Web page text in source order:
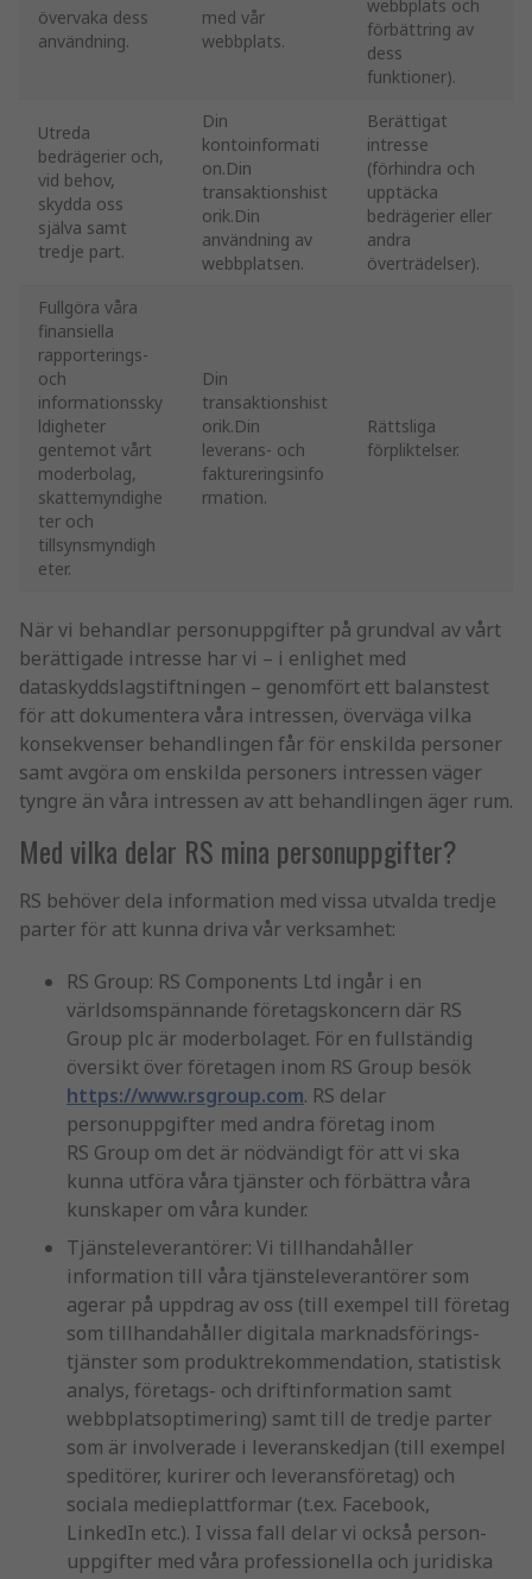
övervaka dess
användning.
med vår
webbplats.
webbplats och
förbättring av
dess
funktioner).
Utreda
bedrägerier och,
vid behov,
skydda oss
själva samt
tredje part.
Din
kontoinformati
on.Din
transaktionshist
orik.Din
användning av
webbplatsen.
Berättigat
intresse
(förhindra och
upptäcka
bedrägerier eller
andra
överträdelser).
Fullgöra våra
finansiella
rapporterings-
och
informationssky
ldigheter
gentemot vårt
moderbolag,
skattemyndighe
ter och
tillsynsmyndigh
eter.
Din
transaktionshist
orik.Din
leverans- och
faktureringsinfo
rmation.
Rättsliga
förpliktelser.
När vi behandlar personuppgifter på grundval av vårt
berättigade intresse har vi – i enlighet med
dataskyddslagstiftningen – genomfört ett balanstest
för att dokumentera våra intressen, överväga vilka
konsekvenser behandlingen får för enskilda personer
samt avgöra om enskilda personers intressen väger
tyngre än våra intressen av att behandlingen äger rum.
Med vilka delar RS mina personuppgifter?
RS behöver dela information med vissa utvalda tredje
parter för att kunna driva vår verksamhet:
RS Group: RS Components Ltd ingår i en
världsomspännande företagskoncern där RS
Group plc är moderbolaget. För en fullständig
översikt över företagen inom RS Group besök
https://www.rsgroup.com. RS delar
personuppgifter med andra företag inom
RS Group om det är nödvändigt för att vi ska
kunna utföra våra tjänster och förbättra våra
kunskaper om våra kunder.
Tjänsteleverantörer: Vi tillhandahåller
information till våra tjänsteleverantörer som
agerar på uppdrag av oss (till exempel till företag
som tillhandahåller digitala marknadsförings-
tjänster som produktrekommendation, statistisk
analys, företags- och driftinformation samt
webbplatsoptimering) samt till de tredje parter
som är involverade i leveranskedjan (till exempel
speditörer, kurirer och leveransföretag) och
sociala medieplattformar (t.ex. Facebook,
LinkedIn etc.). I vissa fall delar vi också person-
uppgifter med våra professionella och juridiska